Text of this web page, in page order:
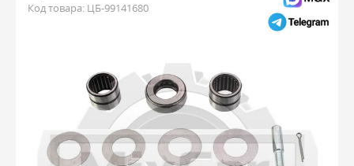
Код товара: ЦБ-99141680